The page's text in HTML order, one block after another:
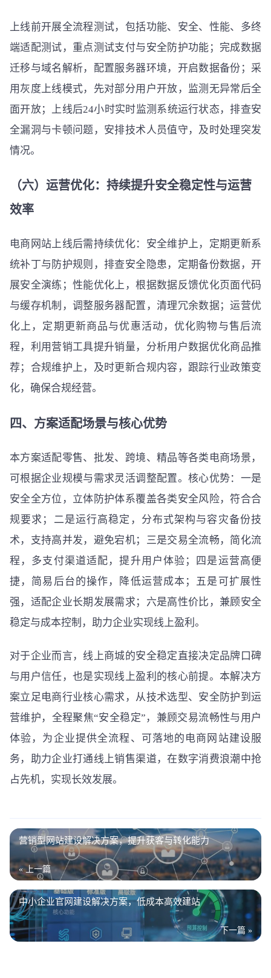
上线前开展全流程测试，包括功能、安全、性能、多终
端适配测试，重点测试支付与安全防护功能；完成数据
迁移与域名解析，配置服务器环境，开启数据备份；采
用灰度上线模式，先对部分用户开放，监测无异常后全
面开放；上线后24小时实时监测系统运行状态，排查安
全漏洞与卡顿问题，安排技术人员值守，及时处理突发
情况。
（六）运营优化：持续提升安全稳定性与运营
效率
电商网站上线后需持续优化：安全维护上，定期更新系
统补丁与防护规则，排查安全隐患，定期备份数据，开
展安全演练；性能优化上，根据数据反馈优化页面代码
与缓存机制，调整服务器配置，清理冗余数据；运营优
化上，定期更新商品与优惠活动，优化购物与售后流
程，利用营销工具提升销量，分析用户数据优化商品推
荐；合规维护上，及时更新合规内容，跟踪行业政策变
化，确保合规经营。
四、方案适配场景与核心优势
本方案适配零售、批发、跨境、精品等各类电商场景，
可根据企业规模与需求灵活调整配置。核心优势：一是
安全全方位，立体防护体系覆盖各类安全风险，符合合
规要求；二是运行高稳定，分布式架构与容灾备份技
术，支持高并发，避免宕机；三是交易全流畅，简化流
程，多支付渠道适配，提升用户体验；四是运营高便
捷，简易后台的操作，降低运营成本；五是可扩展性
强，适配企业长期发展需求；六是高性价比，兼顾安全
稳定与成本控制，助力企业实现线上盈利。
对于企业而言，线上商城的安全稳定直接决定品牌口碑
与用户信任，也是实现线上盈利的核心前提。本解决方
案立足电商行业核心需求，从技术选型、安全防护到运
营维护，全程聚焦“安全稳定”，兼顾交易流畅性与用户
体验，为企业提供全流程、可落地的电商网站建设服
务，助力企业打通线上销售渠道，在数字消费浪潮中抢
占先机，实现长效发展。
营销型网站建设解决方案，提升获客与转化能力
« 上一篇
中小企业官网建设解决方案，低成本高效建站
下一篇 »